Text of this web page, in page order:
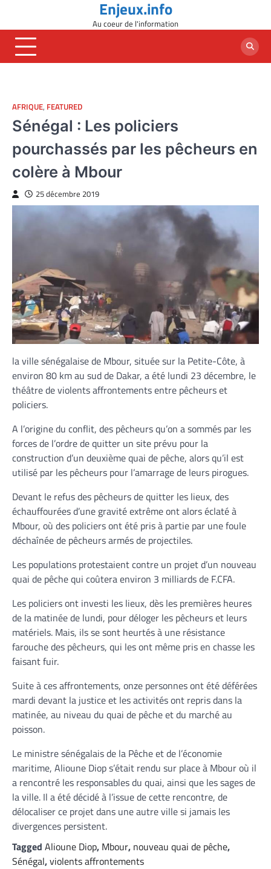
content
Enjeux.info
Au coeur de l'information
AFRIQUE, FEATURED
Sénégal : Les policiers
pourchassés par les pêcheurs en
colère à Mbour
25 décembre 2019
la ville sénégalaise de Mbour, située sur la Petite-Côte, à
environ 80 km au sud de Dakar, a été lundi 23 décembre, le
théâtre de violents affrontements entre pêcheurs et
policiers.
A l’origine du conflit, des pêcheurs qu’on a sommés par les
forces de l’ordre de quitter un site prévu pour la
construction d’un deuxième quai de pêche, alors qu’il est
utilisé par les pêcheurs pour l’amarrage de leurs pirogues.
Devant le refus des pêcheurs de quitter les lieux, des
échauffourées d’une gravité extrême ont alors éclaté à
Mbour, où des policiers ont été pris à partie par une foule
déchaînée de pêcheurs armés de projectiles.
Les populations protestaient contre un projet d’un nouveau
quai de pêche qui coûtera environ 3 milliards de F.CFA.
Les policiers ont investi les lieux, dès les premières heures
de la matinée de lundi, pour déloger les pêcheurs et leurs
matériels. Mais, ils se sont heurtés à une résistance
farouche des pêcheurs, qui les ont même pris en chasse les
faisant fuir.
Suite à ces affrontements, onze personnes ont été déférées
mardi devant la justice et les activités ont repris dans la
matinée, au niveau du quai de pêche et du marché au
poisson.
Le ministre sénégalais de la Pêche et de l’économie
maritime, Alioune Diop s’était rendu sur place à Mbour où il
a rencontré les responsables du quai, ainsi que les sages de
la ville. Il a été décidé à l’issue de cette rencontre, de
délocaliser ce projet dans une autre ville si jamais les
divergences persistent.
Tagged Alioune Diop, Mbour, nouveau quai de pêche,
Sénégal,violents affrontements